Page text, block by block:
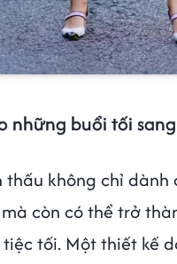
những buổi tối
thấu không chỉ dành
còn có thể trở
tối. Một thiết kế